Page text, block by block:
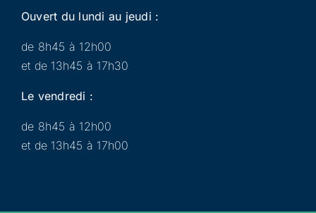
Ouvert du lundi au jeudi :
de 8h45 à 12h00
et de 13h45 à 17h30
Le vendredi :
de 8h45 à 12h00
et de 13h45 à 17h00